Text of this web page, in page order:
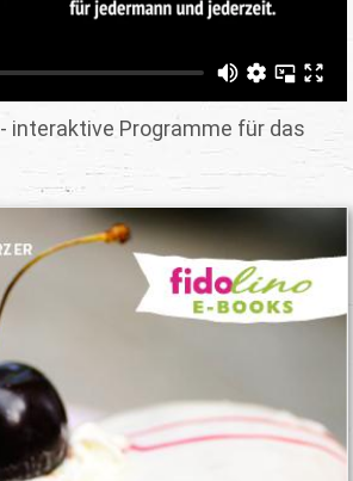
- interaktive Programme für das